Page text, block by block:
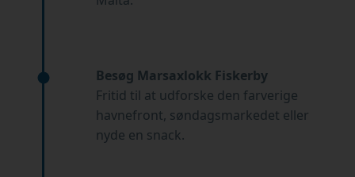
Besøg Marsaxlokk Fiskerby
Fritid til at udforske den farverige
havnefront, søndagsmarkedet eller
nyde en snack.